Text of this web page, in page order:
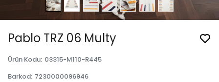
Pablo TRZ 06 Multy
Ürün Kodu: 03315-M110-R445
Barkod: 7230000096946